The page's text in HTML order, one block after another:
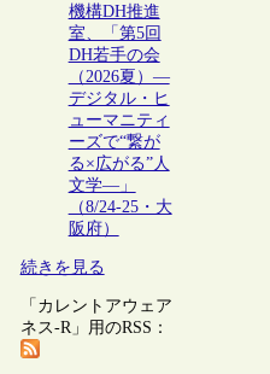
機構DH推進
室、「第5回
DH若手の会
（2026夏）―
デジタル・ヒ
ューマニティ
ーズで“繋が
る×広がる”人
文学―」
（8/24-25・大
阪府）
続きを見る
「カレントアウェア
ネス-R」用のRSS：